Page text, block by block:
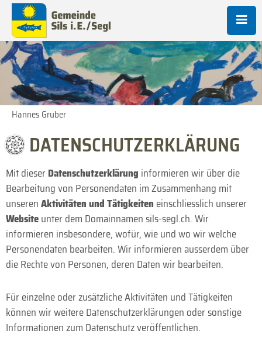
Hannes Gruber
DATENSCHUTZERKLÄRUNG
Mit dieser Daten­schutz­erklärung informieren wir über die
Bearbeitung von Personen­daten im Zusammen­hang mit
unserenAktivitäten und Tätigkeiten einschliesslich unserer
Websiteunter dem Domain­namen sils-segl.ch. Wir
informieren insbesondere, wofür, wie und wo wir welche
Personen­daten bearbeiten. Wir informieren ausserdem über
die Rechte von Personen, deren Daten wir bearbeiten.
Für einzelne oder zusätzliche Aktivitäten und Tätigkeiten
können wir weitere Daten­schutzer­klärungen oder sonstige
Informationen zum Daten­schutz veröffentlichen.